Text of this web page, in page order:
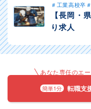
＃工業高校卒
【長岡・
り求人
あなた専任のエ
簡単1分 転職支